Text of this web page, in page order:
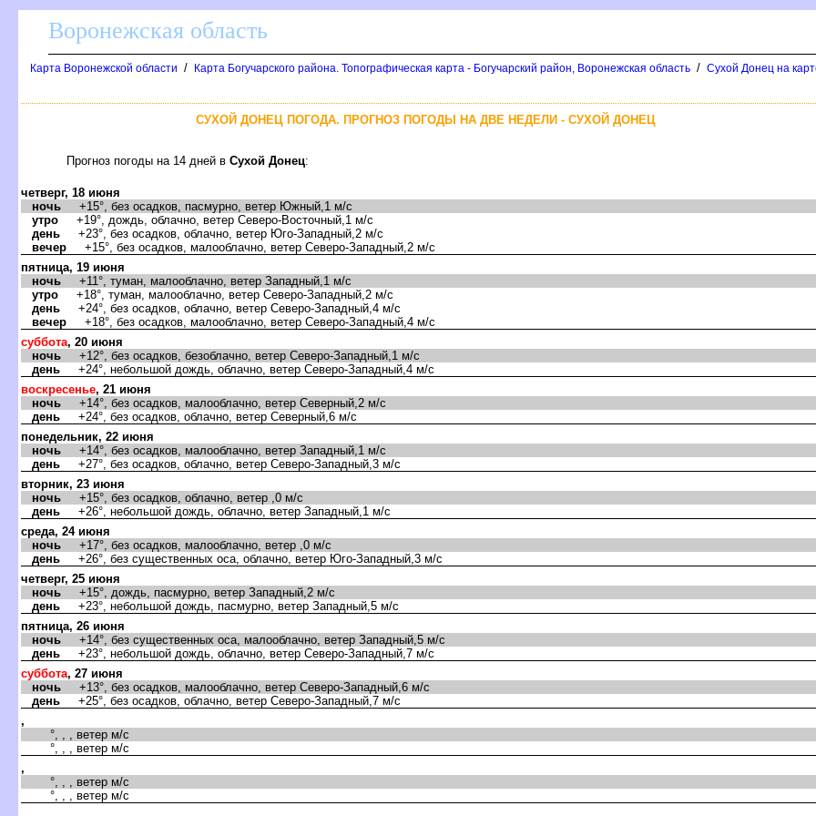
оронежская область
Карта Воронежской области / Карта Богучарского района. Топографическая карта - Богучарский район, Воронежская область / Сухой Донец на
СУХОЙ ДОНЕЦ ПОГОДА. ПРОГНОЗ ПОГОДЫ НА ДВЕ НЕДЕЛИ - СУХОЙ ДОНЕЦ
Прогноз погоды на 14 дней Сухой Донец:
четверг, 18 июня
ночь +15°, без осадков, пасмурно, ветер Южный,1 м/с
утро +19°, дождь, облачно, ветер Северо-Восточный,1 м/с
день +23°, без осадков, облачно, ветер Юго-Западный,2 м/с
ечер +15°, без осадков, малооблачно, ветер Северо-Западный,2 м/с
пятница, 19 июня
ночь +11°, туман, малооблачно, ветер Западный,1 м/с
утро +18°, туман, малооблачно, ветер Северо-Западный,2 м/с
день +24°, без осадков, облачно, ветер Северо-Западный,4 м/с
ечер +18°, без осадков, малооблачно, ветер Северо-Западный,4 м/с
суббота, 20 июня
ночь +12°, без осадков, безоблачно, ветер Северо-Западный,1 м/с
день +24°, небольшой дождь, облачно, ветер Северо-Западный,4 м/с
оскресенье, 21 июня
ночь +14°, без осадков, малооблачно, ветер Северный,2 м/с
день +24°, без осадков, облачно, ветер Северный,6 м/с
понедельник, 22 июня
ночь +14°, без осадков, малооблачно, ветер Западный,1 м/с
день +27°, без осадков, облачно, ветер Северо-Западный,3 м/с
торник, 23 июня
ночь +15°, без осадков, облачно, ветер ,0 м/с
день +26°, небольшой дождь, облачно, ветер Западный,1 м/с
среда, 24 июня
ночь +17°, без осадков, малооблачно, ветер ,0 м/с
день +26°, без существенных оса, облачно, ветер Юго-Западный,3 м/с
четверг, 25 июня
ночь +15°, дождь, пасмурно, ветер Западный,2 м/с
день +23°, небольшой дождь, пасмурно, ветер Западный,5 м/с
пятница, 26 июня
ночь +14°, без существенных оса, малооблачно, ветер Западный,5 м/с
день +23°, небольшой дождь, облачно, ветер Северо-Западный,7 м/с
суббота, 27 июня
ночь +13°, без осадков, малооблачно, ветер Северо-Западный,6 м/с
день +25°, без осадков, облачно, ветер Северо-Западный,7 м/с
,
°, , , ветер м/с
°, , , ветер м/с
,
°, , , ветер м/с
°, , , ветер м/с